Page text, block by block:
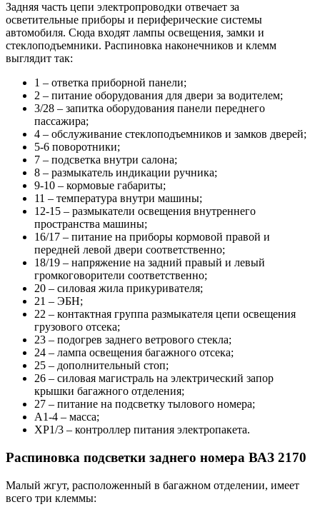
Задняя часть цепи электропроводки отвечает за
осветительные приборы и периферические системы
автомобиля. Сюда входят лампы освещения, замки и
стеклоподъемники. Распиновка наконечников и клемм
выглядит так:
1 – ответка приборной панели;
2 – питание оборудования для двери за водителем;
3/28 – запитка оборудования панели переднего
пассажира;
4 – обслуживание стеклоподъемников и замков дверей;
5-6 поворотники;
7 – подсветка внутри салона;
8 – размыкатель индикации ручника;
9-10 – кормовые габариты;
11 – температура внутри машины;
12-15 – размыкатели освещения внутреннего
пространства машины;
16/17 – питание на приборы кормовой правой и
передней левой двери соответственно;
18/19 – напряжение на задний правый и левый
громкоговорители соответственно;
20 – силовая жила прикуривателя;
21 – ЭБН;
22 – контактная группа размыкателя цепи освещения
грузового отсека;
23 – подогрев заднего ветрового стекла;
24 – лампа освещения багажного отсека;
25 – дополнительный стоп;
26 – силовая магистраль на электрический запор
крышки багажного отделения;
27 – питание на подсветку тылового номера;
А1-4 – масса;
ХР1/3 – контроллер питания электропакета.
Распиновка подсветки заднего номера ВАЗ 2170
Малый жгут, расположенный в багажном отделении, имеет
всего три клеммы: